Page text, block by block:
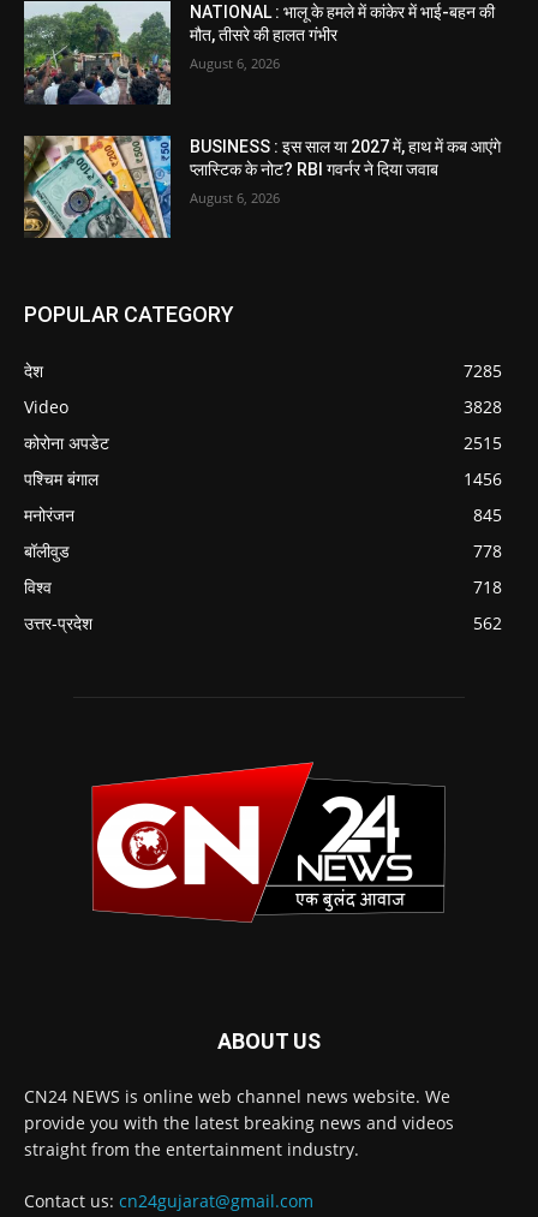
NATIONAL : भालू के हमले में कांकेर में भाई-बहन की
मौत, तीसरे की हालत गंभीर
August 6, 2026
BUSINESS : इस साल या 2027 में, हाथ में कब आएंगे
प्लास्टिक के नोट? RBI गवर्नर ने दिया जवाब
August 6, 2026
POPULAR CATEGORY
देश
7285
Video
3828
कोरोना अपडेट
2515
पश्चिम बंगाल
1456
मनोरंजन
845
बॉलीवुड
778
विश्व
718
उत्तर-प्रदेश
562
ABOUT US
CN24 NEWS is online web channel news website. We
provide you with the latest breaking news and videos
straight from the entertainment industry.
Contact us: cn24gujarat@gmail.com